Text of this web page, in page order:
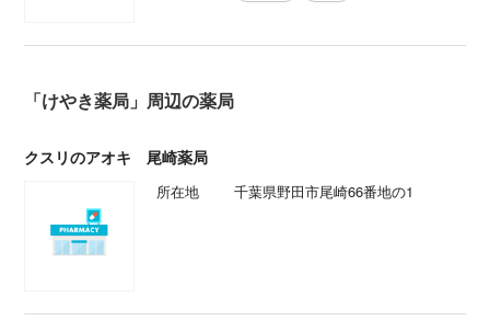
「けやき薬局」周辺の薬局
クスリのアオキ 尾崎薬局
所在地 千葉県野田市尾崎66番地の1